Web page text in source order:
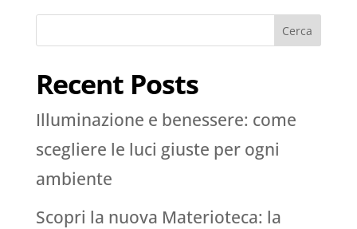
Cerca
Recent Posts
Illuminazione e benessere: come
scegliere le luci giuste per ogni
ambiente
Scopri la nuova Materioteca: la